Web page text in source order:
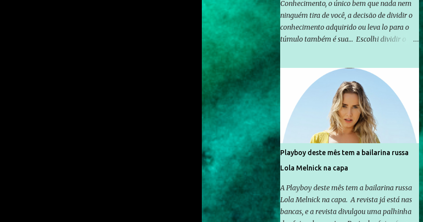
Conhecimento, o único bem que nada nem
ninguém tira de você, a decisão de dividir o
conhecimento adquirido ou leva lo para o
túmulo também é sua... Escolhi dividir o
mais e mais pessoas terem acesso a
educação e ao conhecimento. Não sou
Professor, a mais nobre das profissões, mas
tento ser um empreendedor da
comunicação, que além de informação
cotidiana, corriqueira e cada vez mais
preocupantes, do tipo que você já esta
acostumado a ver neste espaço, vou
trabalhar a ideia que possibilite distribuir
consistente a riqueza do conhecimento...
Exemplo: o cidadão brasileiro não precisa só
ser informado sobre operações da Lava Jato,
Playboy deste mês tem a bailarina russa
Lola Melnick na capa
A Playboy deste mês tem a bailarina russa
Lola Melnick na capa. A revista já está nas
bancas, e a revista divulgou uma palhinha